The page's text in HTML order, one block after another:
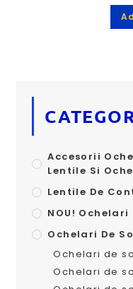
Accesorii
Lentile Si
Lentile De
NOU! Ochelari
Ochelari De
Ochelari de
Ochelari de